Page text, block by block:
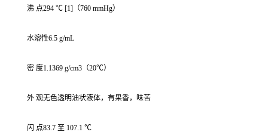
沸 点294 ℃ [1]（760 mmHg）
水溶性6.5 g/mL
密 度1.1369 g/cm3（20℃）
外 观无色透明油状液体，有果香，味苦
闪 点83.7 至 107.1 ℃